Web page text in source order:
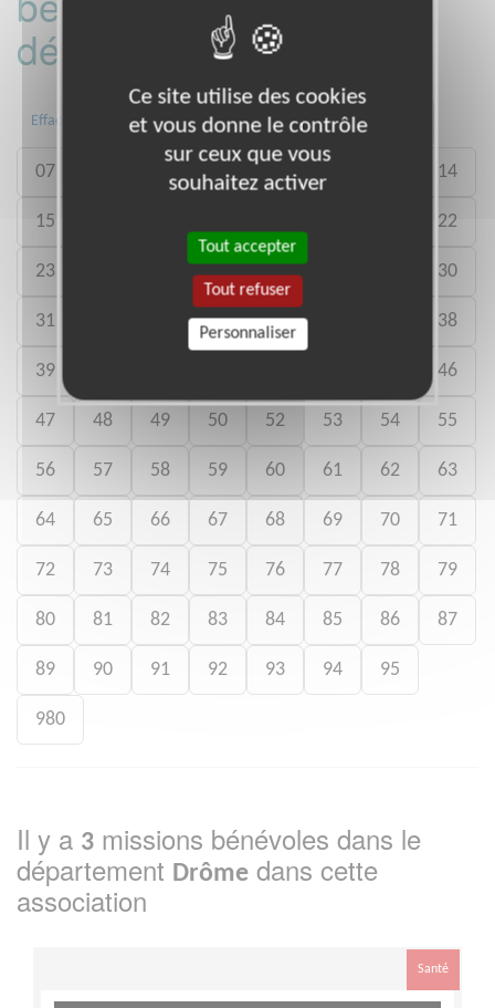
département :
Effacer 02 03 04 05
07 10 14
15 22
23 26 27 30
31 34 35 38
39 46
47 48 49 50 52 53 54 55
56 57 58 59 60 61 62 63
64 65 66 67 68 69 70 71
72 73 74 75 76 77 78 79
80 81 82 83 84 85 86 87
89 90 91 92 93 94 95
980
Il y a 3 missions bénévoles dans le
département Drôme dans cette
association
Santé
Ce site utilise des cookies
et vous donne le contrôle
sur ceux que vous
souhaitez activer
Tout accepter
Tout refuser
Personnaliser